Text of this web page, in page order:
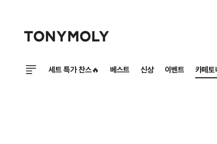
세트 특가 찬스🔥 베스트 신상 이벤트 카페토